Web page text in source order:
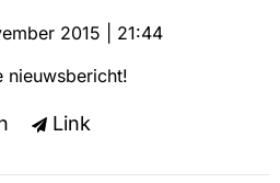
2015 | 21:44
nieuwsbericht!
Link